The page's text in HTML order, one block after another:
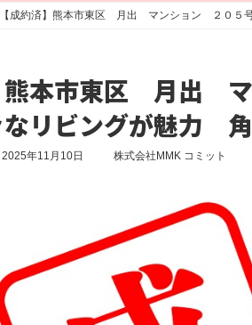
【成約済】熊本市東区 月出 マンション ２０
熊本市東区 月出
なリビングが魅力
最
2025年11月10日 株式会社MMK コミット